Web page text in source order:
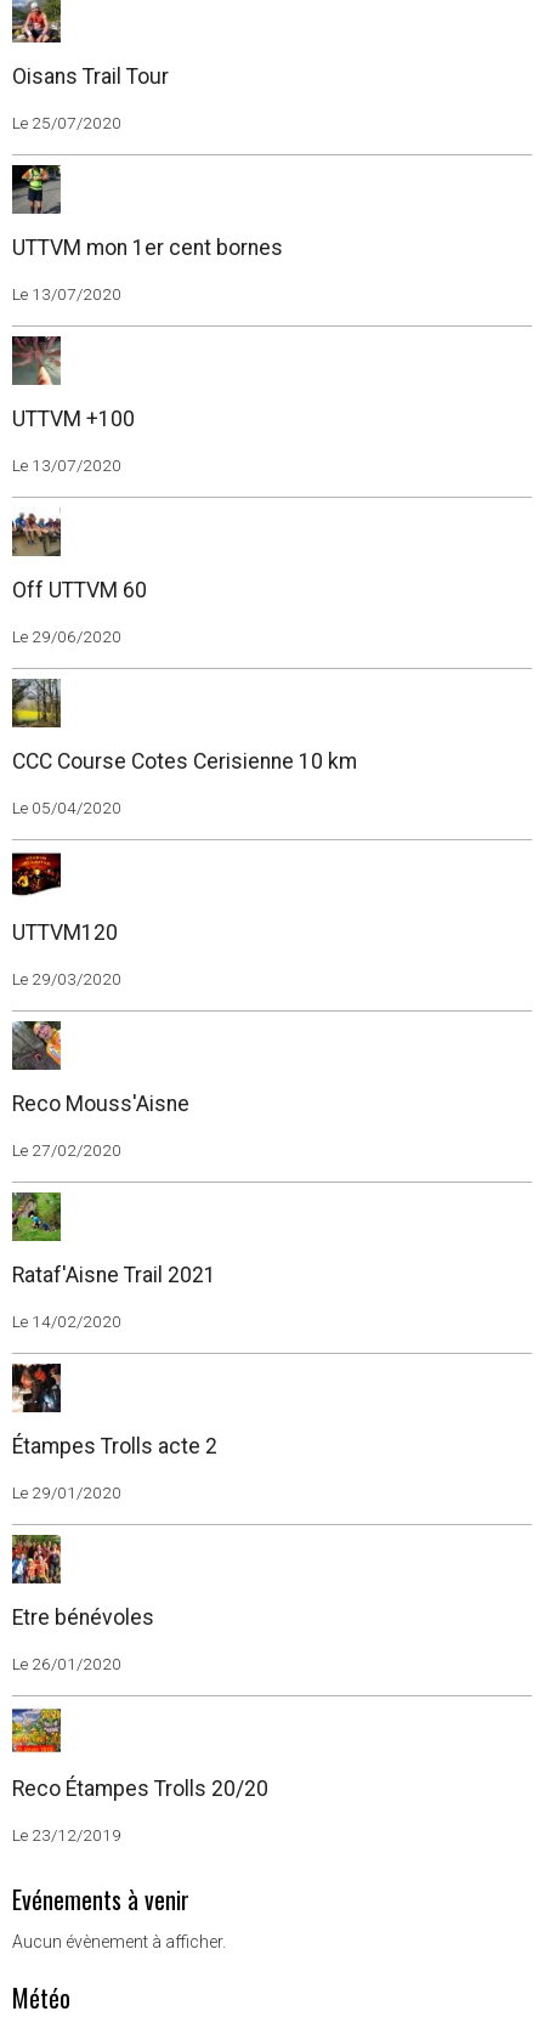
Oisans Trail Tour
Le 25/07/2020
UTTVM mon 1er cent bornes
Le 13/07/2020
UTTVM +100
Le 13/07/2020
Off UTTVM 60
Le 29/06/2020
CCC Course Cotes Cerisienne 10 km
Le 05/04/2020
UTTVM120
Le 29/03/2020
Reco Mouss'Aisne
Le 27/02/2020
Rataf'Aisne Trail 2021
Le 14/02/2020
Étampes Trolls acte 2
Le 29/01/2020
Etre bénévoles
Le 26/01/2020
Reco Étampes Trolls 20/20
Le 23/12/2019
Evénements à venir
Aucun évènement à afficher.
Météo